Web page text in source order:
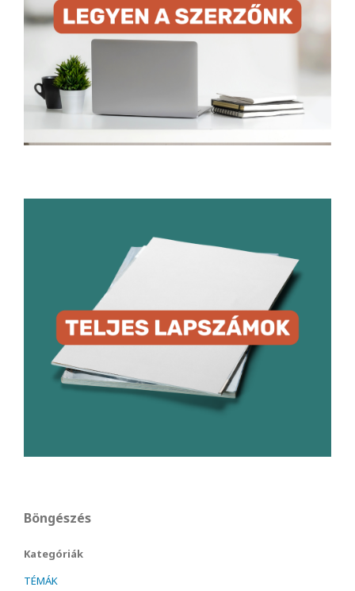
Böngészés
Kategóriák
TÉMÁK